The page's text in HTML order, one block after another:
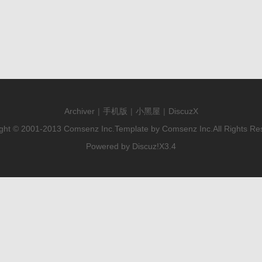
Archiver | 手机版 | 小黑屋 | DiscuzX
© 2001-2013 Comsenz Inc. Template by Comsenz Inc. All Rights
Powered by Discuz!X3.4